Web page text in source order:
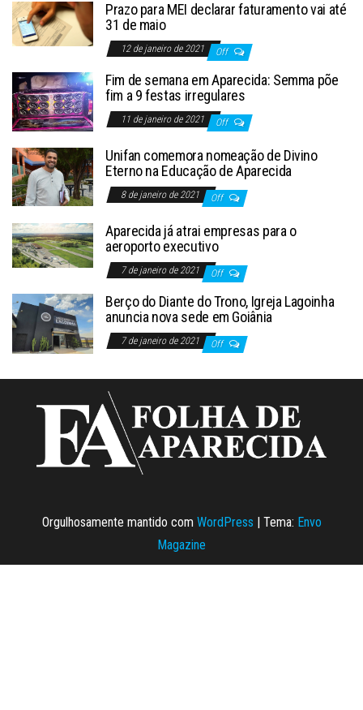
Prazo para MEI declarar faturamento vai até
31 de maio
12 de janeiro de 2021 Off
Fim de semana em Aparecida: Semma põe
fim a 9 festas irregulares
11 de janeiro de 2021 Off
Unifan comemora nomeação de Divino
Eterno na Educação de Aparecida
8 de janeiro de 2021 Off
Aparecida já atrai empresas para o
aeroporto executivo
7 de janeiro de 2021 Off
Berço do Diante do Trono, Igreja Lagoinha
anuncia nova sede em Goiânia
7 de janeiro de 2021 Off
Orgulhosamente mantido com WordPress | Tema: Envo
Magazine